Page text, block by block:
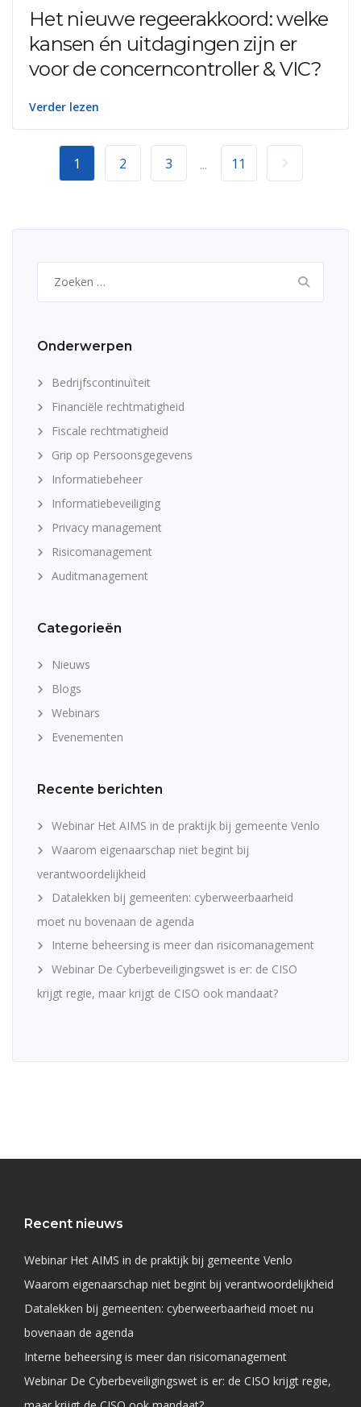
Het nieuwe regeerakkoord: welke
kansen én uitdagingen zijn er
voor de concerncontroller & VIC?
Verder lezen
1 2 3 ... 11
naar:
Onderwerpen
Bedrijfscontinuïteit
Financiële rechtmatigheid
Fiscale rechtmatigheid
Grip op Persoonsgegevens
Informatiebeheer
Informatiebeveiliging
Privacy management
Risicomanagement
Auditmanagement
Categorieën
Nieuws
Blogs
Webinars
Evenementen
Recente berichten
Webinar Het AIMS in de praktijk bij gemeente Venlo
Waarom eigenaarschap niet begint bij
verantwoordelijkheid
Datalekken bij gemeenten: cyberweerbaarheid
moet nu bovenaan de agenda
Interne beheersing is meer dan risicomanagement
Webinar De Cyberbeveiligingswet is er: de CISO
krijgt regie, maar krijgt de CISO ook mandaat?
Recent nieuws
Webinar Het AIMS in de praktijk bij gemeente Venlo
Waarom eigenaarschap niet begint bij verantwoordelijkheid
Datalekken bij gemeenten: cyberweerbaarheid moet nu
bovenaan de agenda
Interne beheersing is meer dan risicomanagement
Webinar De Cyberbeveiligingswet is er: de CISO krijgt regie,